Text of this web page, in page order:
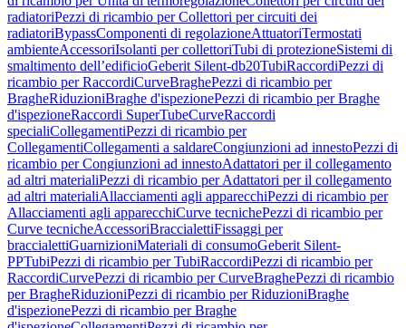
radiatoriPezzi di ricambio per Collettori per circuiti dei
radiatoriBypassComponenti di regolazioneAttuatoriTermostati
ambienteAccessoriIsolanti per collettoriTubi di protezioneSistemi di
smaltimento dell’edificioGeberit Silent-db20TubiRaccordiPezzi di
ricambio per RaccordiCurveBraghePezzi di ricambio per
BragheRiduzioniBraghe d'ispezionePezzi di ricambio per Braghe
d'ispezioneRaccordi SuperTubeCurveRaccordi
specialiCollegamentiPezzi di ricambio per
CollegamentiCollegamenti a saldareCongiunzioni ad innestoPezzi di
ricambio per Congiunzioni ad innestoAdattatori per il collegamento
ad altri materialiPezzi di ricambio per Adattatori per il collegamento
ad altri materialiAllacciamenti agli apparecchiPezzi di ricambio per
Allacciamenti agli apparecchiCurve tecnichePezzi di ricambio per
Curve tecnicheAccessoriBraccialettiFissaggi per
braccialettiGuarnizioniMateriali di consumoGeberit Silent-
PPTubiPezzi di ricambio per TubiRaccordiPezzi di ricambio per
RaccordiCurvePezzi di ricambio per CurveBraghePezzi di ricambio
per BragheRiduzioniPezzi di ricambio per RiduzioniBraghe
d'ispezionePezzi di ricambio per Braghe